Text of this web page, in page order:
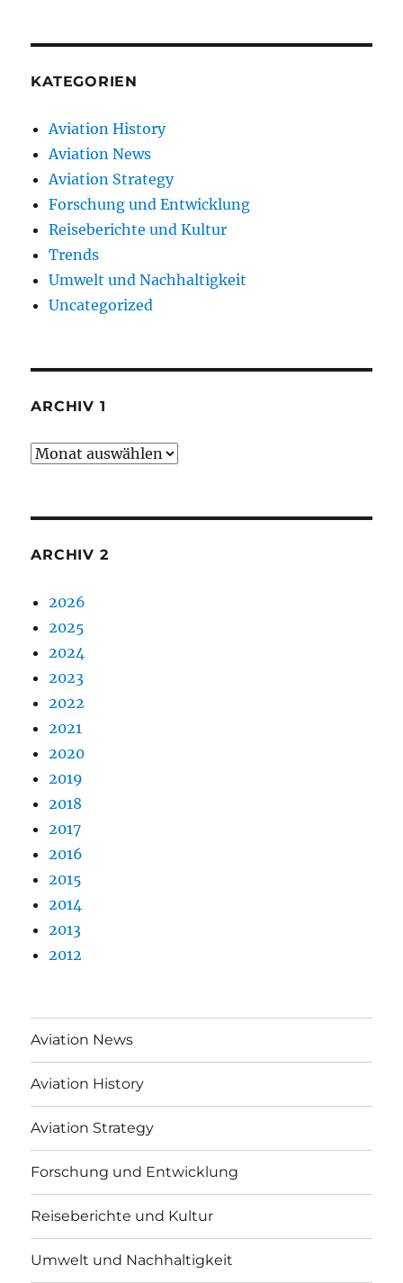
KATEGORIEN
Aviation History
Aviation News
Aviation Strategy
Forschung und Entwicklung
Reiseberichte und Kultur
Trends
Umwelt und Nachhaltigkeit
Uncategorized
ARCHIV 1
Archiv
ARCHIV 2
2026
2025
2024
2023
2022
2021
2020
2019
2018
2017
2016
2015
2014
2013
2012
Aviation News
Aviation History
Aviation Strategy
Forschung und Entwicklung
Reiseberichte und Kultur
Umwelt und Nachhaltigkeit